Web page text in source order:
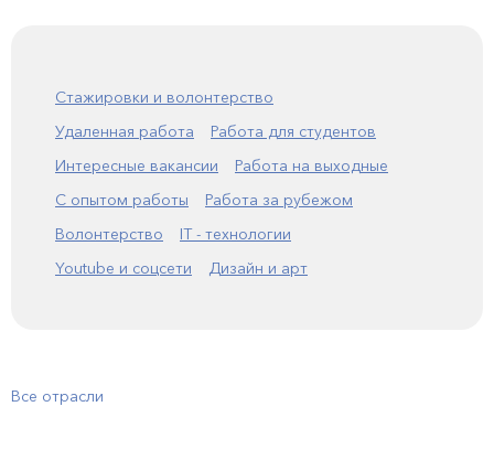
Стажировки и волонтерство
Удаленная работа
Работа для студентов
Интересные вакансии
Работа на выходные
С опытом работы
Работа за рубежом
Волонтерство
IT - технологии
Youtube и соцсети
Дизайн и арт
Все отрасли